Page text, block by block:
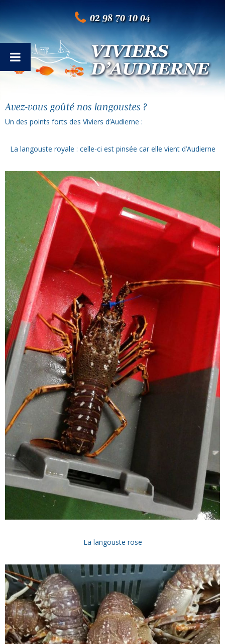
02 98 70 10 04
Avez-vous goûté nos langoustes ?
Un des points forts des Viviers d’Audierne :
La langouste royale : celle-ci est pinsée car elle vient d’Audierne
La langouste rose